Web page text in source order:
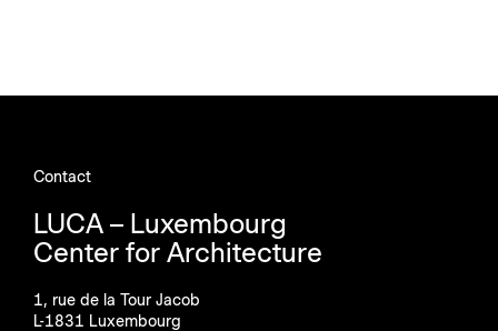
Contact
LUCA – Luxembourg
Center for Architecture
1, rue de la Tour Jacob
L-1831 Luxembourg